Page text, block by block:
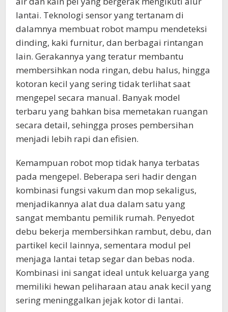
lantai. Teknologi sensor yang tertanam di
dalamnya membuat robot mampu mendeteksi
dinding, kaki furnitur, dan berbagai rintangan
lain. Gerakannya yang teratur membantu
membersihkan noda ringan, debu halus, hingga
kotoran kecil yang sering tidak terlihat saat
mengepel secara manual. Banyak model
terbaru yang bahkan bisa memetakan ruangan
secara detail, sehingga proses pembersihan
menjadi lebih rapi dan efisien.
Kemampuan robot mop tidak hanya terbatas
pada mengepel. Beberapa seri hadir dengan
kombinasi fungsi vakum dan mop sekaligus,
menjadikannya alat dua dalam satu yang
sangat membantu pemilik rumah. Penyedot
debu bekerja membersihkan rambut, debu, dan
partikel kecil lainnya, sementara modul pel
menjaga lantai tetap segar dan bebas noda.
Kombinasi ini sangat ideal untuk keluarga yang
memiliki hewan peliharaan atau anak kecil yang
sering meninggalkan jejak kotor di lantai.